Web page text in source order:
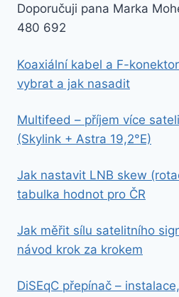
Doporučuji pana Marka
480 692
Koaxiální kabel a F-
vybrat a jak nasadit
Multifeed – příjem více
(Skylink + Astra 19,2°E)
Jak nastavit LNB skew
tabulka hodnot pro ČR
Jak měřit sílu satelitního
návod krok za krokem
DiSEqC přepínač –